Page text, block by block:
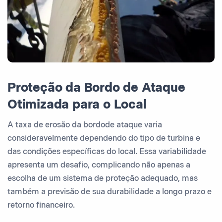
Proteção da Bordo de Ataque
Otimizada para o Local
A taxa de erosão da bordode ataque varia
consideravelmente dependendo do tipo de turbina e
das condições específicas do local. Essa variabilidade
apresenta um desafio, complicando não apenas a
escolha de um sistema de proteção adequado, mas
também a previsão de sua durabilidade a longo prazo e
retorno financeiro.